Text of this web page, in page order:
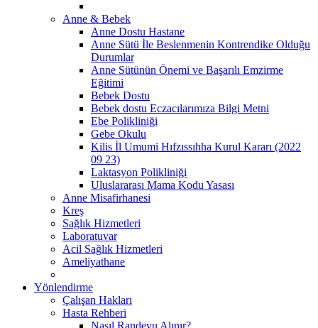
Anne & Bebek
Anne Dostu Hastane
Anne Sütü İle Beslenmenin Kontrendike Olduğu
Durumlar
Anne Sütünün Önemi ve Başarılı Emzirme
Eğitimi
Bebek Dostu
Bebek dostu Eczacılarımıza Bilgi Metni
Ebe Polikliniği
Gebe Okulu
Kilis İl Umumi Hıfzıssıhha Kurul Kararı (2022
09 23)
Laktasyon Polikliniği
Uluslararası Mama Kodu Yasası
Anne Misafirhanesi
Kreş
Sağlık Hizmetleri
Laboratuvar
Acil Sağlık Hizmetleri
Ameliyathane
Yönlendirme
Çalışan Hakları
Hasta Rehberi
Nasıl Randevu Alınır?